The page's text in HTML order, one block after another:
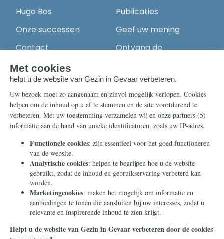
Hugo Bos
Onze successen
Contact
Publicaties
Geef uw mening
Ontvang de
Steun ons
Nieuwsbrief
Eenmalig
Maandelijks
Periodiek
Nalaten
Zelf overschrijven
Info
Contact
Ontvang onze
Telegram-berichten